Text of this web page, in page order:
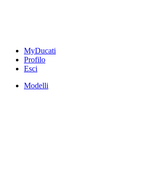
MyDucati
Profilo
Esci
Modelli